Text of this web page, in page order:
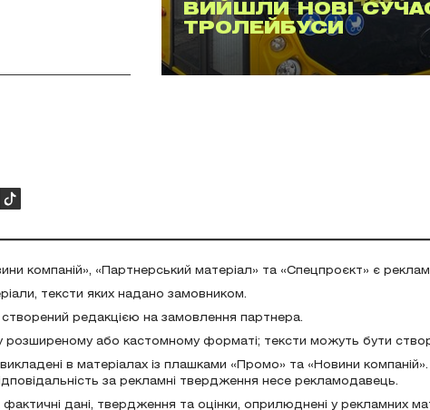
ВИЙШЛИ НОВІ
ТРОЛЕЙБУСИ
компаній», «Партнерський матеріал» та «Спецпроєкт» є
тексти яких надано замовником.
редакцією на замовлення партнера.
розширеному або кастомному форматі; тексти можуть бути
в матеріалах із плашками «Промо» та «Новини
за рекламні твердження несе рекламодавець.
фактичні дані, твердження та оцінки, оприлюднені у рекламних